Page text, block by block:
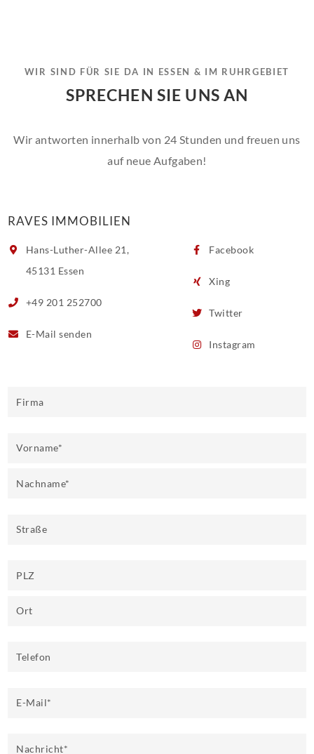
WIR SIND FÜR SIE DA IN ESSEN & IM RUHRGEBIET
SPRECHEN SIE UNS AN
Wir antworten innerhalb von 24 Stunden und freuen uns
auf neue Aufgaben!
RAVES IMMOBILIEN
Hans-Luther-Allee 21,
45131 Essen
+49 201 252700
E-Mailsenden
Facebook
Xing
Twitter
Instagram
Firma
Vorname*
Nachname*
Straße
PLZ
Ort
Telefon
E-Mail*
Nachricht*